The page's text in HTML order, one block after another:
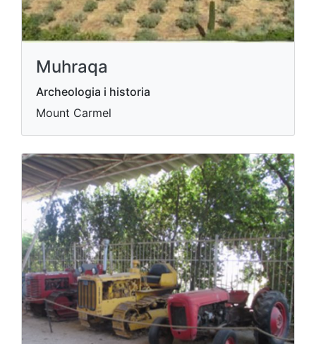
Muhraqa
Archeologia i historia
Mount Carmel